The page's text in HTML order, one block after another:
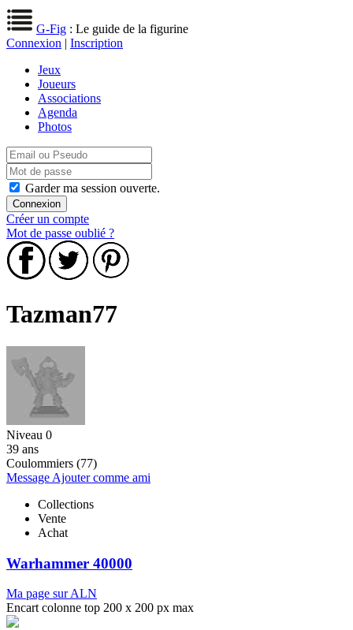
G-Fig : Le guide de la figurine
Connexion | Inscription
Jeux
Joueurs
Associations
Agenda
Photos
Garder ma session ouverte.
Créer un compte
Mot de passe oublié ?
Tazman77
Niveau 0
39 ans
Coulommiers (77)
Message Ajouter comme ami
Collections
Vente
Achat
Warhammer 40000
Ma page sur ALN
Encart colonne top 200 x 200 px max